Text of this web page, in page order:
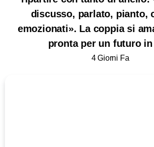
discusso, parlato, pianto,
emozionati». La coppia si
pronta per un futuro in
4 Giorni Fa